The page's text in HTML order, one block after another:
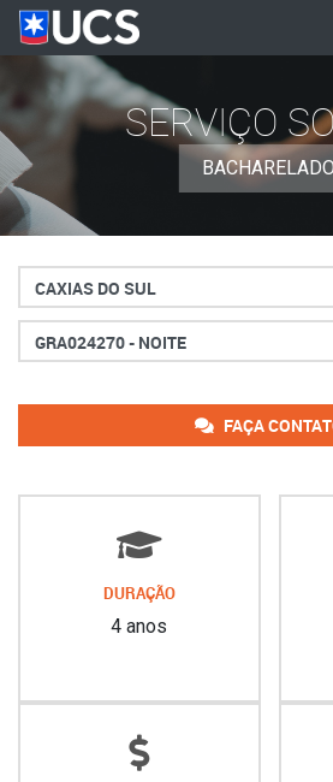
SERVIÇO
BACHARELADO
Cidade
Turno
FAÇA
DURAÇÃO
4 anos